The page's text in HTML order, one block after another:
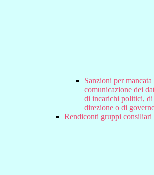
Sanzioni per
comunicazione dei
di incarichi politici, di
direzione o di
Rendiconti gruppi